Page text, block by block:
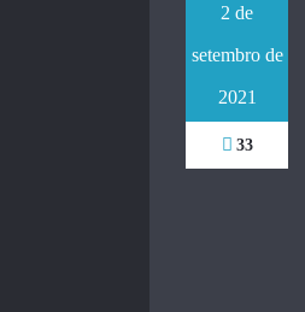
2 de
setembro de
2021
33